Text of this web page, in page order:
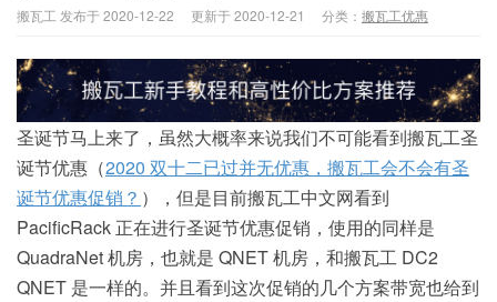
搬瓦工 发布于 2020-12-22 更新于 2020-12-21 分类： 搬瓦工优惠
圣诞节马上来了，虽然大概率来说我们不可能看到搬瓦工圣
诞节优惠（2020 双十二已过并无优惠，搬瓦工会不会有圣
诞节优惠促销？ ），但是目前搬瓦工中文网看到
PacificRack 正在进行圣诞节优惠促销，使用的同样是
QuadraNet 机房，也就是 QNET 机房，和搬瓦工 DC2
QNET 是一样的。并且看到这次促销的几个方案带宽也给到